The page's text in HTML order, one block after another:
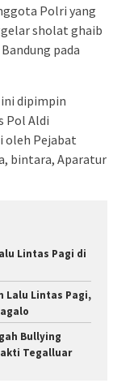
Polri yang
sholat ghaib
pada
ini dipimpin
Pol Aldi
oleh Pejabat
bintara, Aparatur
Lintas Pagi di
Lalu Lintas Pagi,
Bullying
Tegalluar